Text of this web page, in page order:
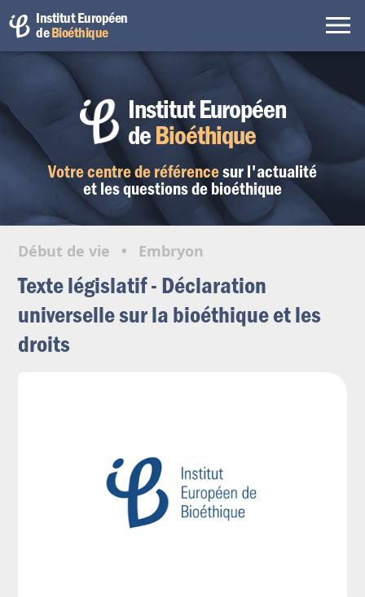
Institut Européen
deBioéthique
Votre centre de référencesur l'actualité
et les questions de bioéthique
Institut Européen
deBioéthique
Début de vie • Embryon
Texte législatif - Déclaration
universelle sur la bioéthique et les
droits